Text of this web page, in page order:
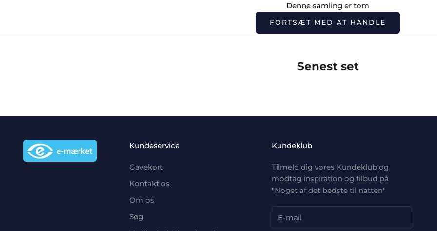
Denne samling er tom
FORTSÆT MED AT HANDLE
Senest set
Kundeservice
Gavekort
Kontakt os
Om os
Søg
Kundeklub
Tilmeld dig vores Kundeklub og
modtag inspiration og tilbud på
"Noget af det bedste til natten"